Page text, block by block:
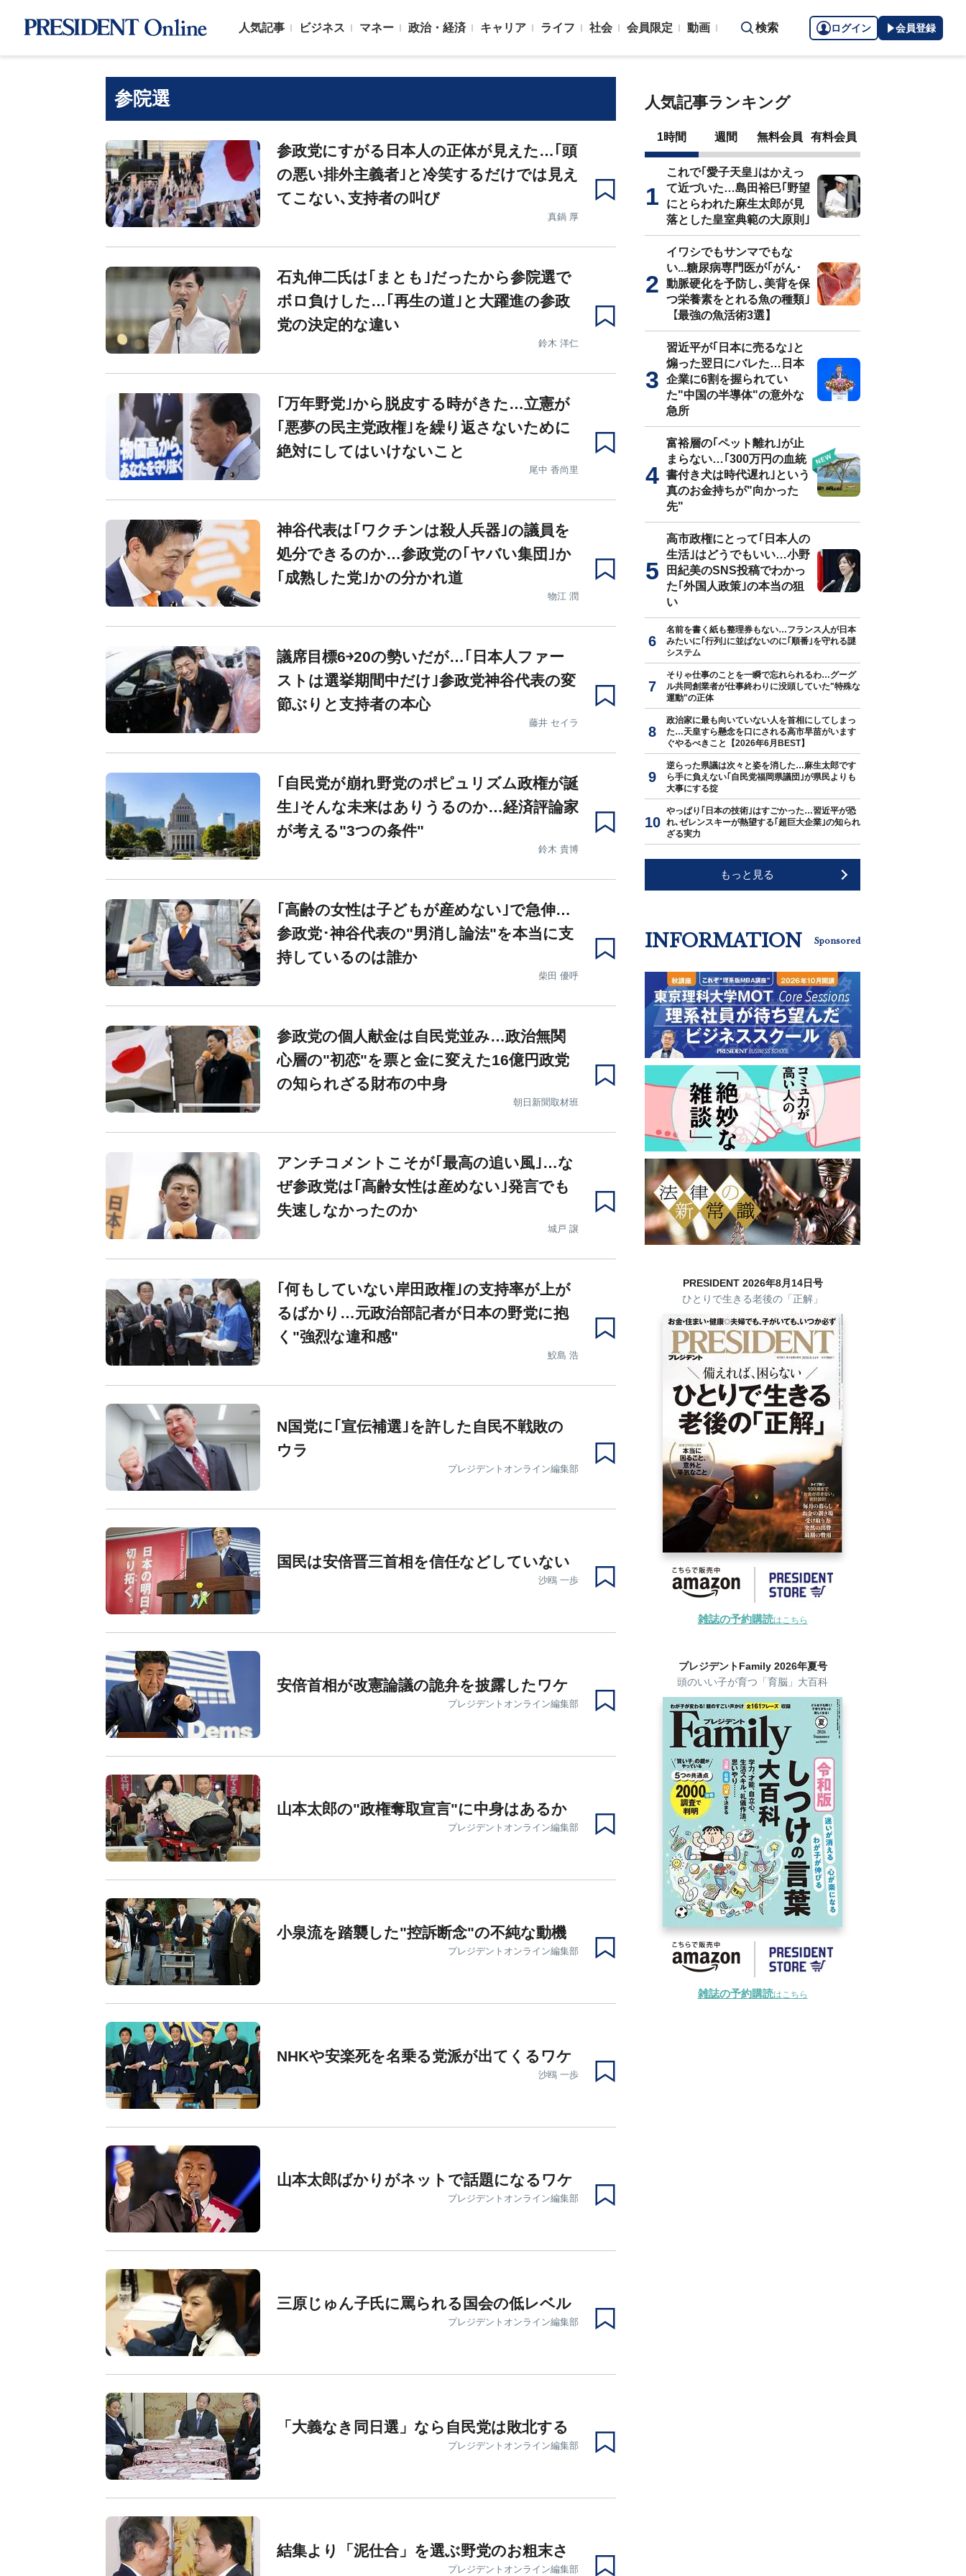
人気記事 ビジネス マネー 政治・経済 キャリア ライフ 社会 会員限定 動画 検索 ログイン 会員登録
参院選
参政党にすがる日本人の正体が見えた…｢頭
の悪い排外主義者｣と冷笑するだけでは見え
てこない､支持者の叫び
真鍋 厚
石丸伸二氏は｢まとも｣だったから参院選で
ボロ負けした…｢再生の道｣と大躍進の参政
党の決定的な違い
鈴木 洋仁
｢万年野党｣から脱皮する時がきた…立憲が
｢悪夢の民主党政権｣を繰り返さないために
絶対にしてはいけないこと
尾中 香尚里
神谷代表は｢ワクチンは殺人兵器｣の議員を
処分できるのか…参政党の｢ヤバい集団｣か
｢成熟した党｣かの分かれ道
物江 潤
議席目標6￫20の勢いだが…｢日本人ファー
ストは選挙期間中だけ｣参政党神谷代表の変
節ぶりと支持者の本心
藤井 セイラ
｢自民党が崩れ野党のポピュリズム政権が誕
生｣そんな未来はありうるのか…経済評論家
が考える"3つの条件"
鈴木 貴博
｢高齢の女性は子どもが産めない｣で急伸…
参政党･神谷代表の"男消し論法"を本当に支
持しているのは誰か
柴田 優呼
参政党の個人献金は自民党並み…政治無関
心層の"初恋"を票と金に変えた16億円政党
の知られざる財布の中身
朝日新聞取材班
アンチコメントこそが｢最高の追い風｣…な
ぜ参政党は｢高齢女性は産めない｣発言でも
失速しなかったのか
城戸 譲
｢何もしていない岸田政権｣の支持率が上が
るばかり…元政治部記者が日本の野党に抱
く"強烈な違和感"
鮫島 浩
N国党に｢宣伝補選｣を許した自民不戦敗の
ウラ
プレジデントオンライン編集部
国民は安倍晋三首相を信任などしていない
沙鴎 一歩
安倍首相が改憲論議の詭弁を披露したワケ
プレジデントオンライン編集部
山本太郎の"政権奪取宣言"に中身はあるか
プレジデントオンライン編集部
小泉流を踏襲した"控訴断念"の不純な動機
プレジデントオンライン編集部
NHKや安楽死を名乗る党派が出てくるワケ
沙鴎 一歩
山本太郎ばかりがネットで話題になるワケ
プレジデントオンライン編集部
三原じゅん子氏に罵られる国会の低レベル
プレジデントオンライン編集部
「大義なき同日選」なら自民党は敗北する
プレジデントオンライン編集部
結集より「泥仕合」を選ぶ野党のお粗末さ
プレジデントオンライン編集部
人気記事ランキング
1時間 週間 無料会員 有料会員
これで｢愛子天皇｣はかえっ
て近づいた…島田裕巳｢野望
にとらわれた麻生太郎が見
落とした皇室典範の大原則｣
イワシでもサンマでもな
い...糖尿病専門医が｢がん･
動脈硬化を予防し､美背を保
つ栄養素をとれる魚の種類｣
【最強の魚活術3選】
習近平が｢日本に売るな｣と
煽った翌日にバレた…日本
企業に6割を握られてい
た"中国の半導体"の意外な
急所
富裕層の｢ペット離れ｣が止
まらない…｢300万円の血統
書付き犬は時代遅れ｣という
真のお金持ちが"向かった
先"
高市政権にとって｢日本人の
生活｣はどうでもいい…小野
田紀美のSNS投稿でわかっ
た｢外国人政策｣の本当の狙
い
名前を書く紙も整理券もない…フランス人が日本
みたいに｢行列｣に並ばないのに｢順番｣を守れる謎
システム
そりゃ仕事のことを一瞬で忘れられるわ…グーグ
ル共同創業者が仕事終わりに没頭していた"特殊な
運動"の正体
政治家に最も向いていない人を首相にしてしまっ
た…天皇すら懸念を口にされる高市早苗がいます
ぐやるべきこと【2026年6月BEST】
逆らった県議は次々と姿を消した…麻生太郎です
ら手に負えない｢自民党福岡県議団｣が県民よりも
大事にする掟
やっぱり｢日本の技術｣はすごかった…習近平が恐
れ､ゼレンスキーが熱望する｢超巨大企業｣の知られ
ざる実力
もっと見る
INFORMATION Sponsored
PRESIDENT 2026年8月14日号
ひとりで生きる老後の「正解」
雑誌の予約購読はこちら
プレジデントFamily 2026年夏号
頭のいい子が育つ「育脳」大百科
雑誌の予約購読はこちら